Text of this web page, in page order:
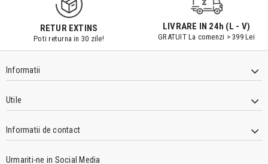
RETUR EXTINS
Poti returna in 30 zile!
LIVRARE IN 24h (L - V)
GRATUIT La comenzi > 399 Lei
Informatii
Utile
Informatii de contact
Urmariti-ne in Social Media